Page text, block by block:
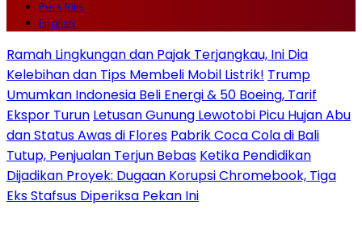
Pers Rilis
English
Ramah Lingkungan dan Pajak Terjangkau, Ini Dia
Kelebihan dan Tips Membeli Mobil Listrik! Trump
Umumkan Indonesia Beli Energi & 50 Boeing, Tarif
Ekspor Turun Letusan Gunung Lewotobi Picu Hujan Abu
dan Status Awas di Flores Pabrik Coca Cola di Bali
Tutup, Penjualan Terjun Bebas Ketika Pendidikan
Dijadikan Proyek: Dugaan Korupsi Chromebook, Tiga
Eks Stafsus Diperiksa Pekan Ini